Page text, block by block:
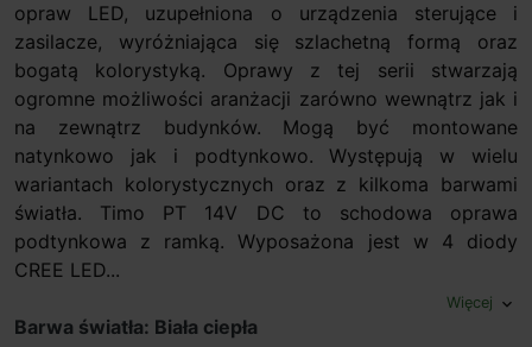
opraw LED, uzupełniona o urządzenia sterujące i
zasilacze, wyróżniająca się szlachetną formą oraz
bogatą kolorystyką. Oprawy z tej serii stwarzają
ogromne możliwości aranżacji zarówno wewnątrz jak i
na zewnątrz budynków. Mogą być montowane
natynkowo jak i podtynkowo. Występują w wielu
wariantach kolorystycznych oraz z kilkoma barwami
światła. Timo PT 14V DC to schodowa oprawa
podtynkowa z ramką. Wyposażona jest w 4 diody
CREE LED...
Więcej expand_more
Barwa światła: Biała ciepła